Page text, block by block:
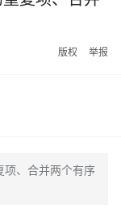
版权 举报
项、合并两个有序